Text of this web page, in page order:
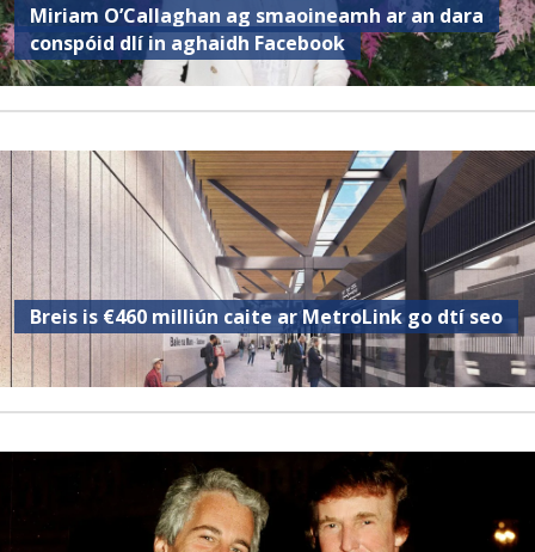
Miriam O’Callaghan ag smaoineamh ar an dara
conspóid dlí in aghaidh Facebook
Breis is €460 milliún caite ar MetroLink go dtí seo